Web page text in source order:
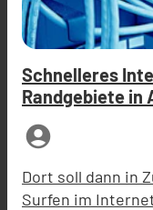
Schnelleres
Randgebiete in
account_circle
Dort soll dann in
Surfen im